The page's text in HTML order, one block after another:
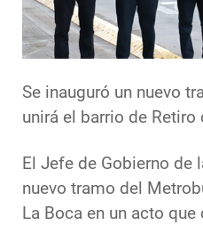
Se inauguró un nuevo
unirá el barrio de Retiro
El Jefe de Gobierno de
nuevo tramo del
La Boca en un acto